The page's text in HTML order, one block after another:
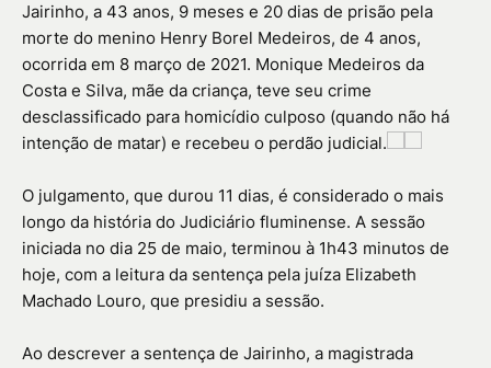
Jairinho, a 43 anos, 9 meses e 20 dias de prisão pela
morte do menino Henry Borel Medeiros, de 4 anos,
ocorrida em 8 março de 2021. Monique Medeiros da
Costa e Silva, mãe da criança, teve seu crime
desclassificado para homicídio culposo (quando não há
intenção de matar) e recebeu o perdão judicial.
O julgamento, que durou 11 dias, é considerado o mais
longo da história do Judiciário fluminense. A sessão
iniciada no dia 25 de maio, terminou à 1h43 minutos de
hoje, com a leitura da sentença pela juíza Elizabeth
Machado Louro, que presidiu a sessão.
Ao descrever a sentença de Jairinho, a magistrada